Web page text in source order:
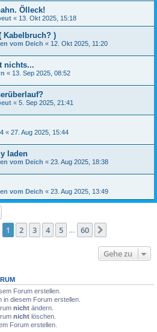
Ölleck!
« 13. Okt 2025, 15:18
Kabelbruch? )
vom Deich « 12. Okt 2025, 11:20
nichts...
« 13. Sep 2025, 08:52
« 5. Sep 2025, 21:41
« 27. Aug 2025, 15:44
laden
vom Deich « 23. Aug 2025, 18:38
vom Deich « 23. Aug 2025, 13:49
Seite 1von 60
1 2 3 4 5 60
Gehe zu
Forum erstellen.
in diesem Forum erstellen.
nicht ändern.
nicht löschen.
Forum erstellen.